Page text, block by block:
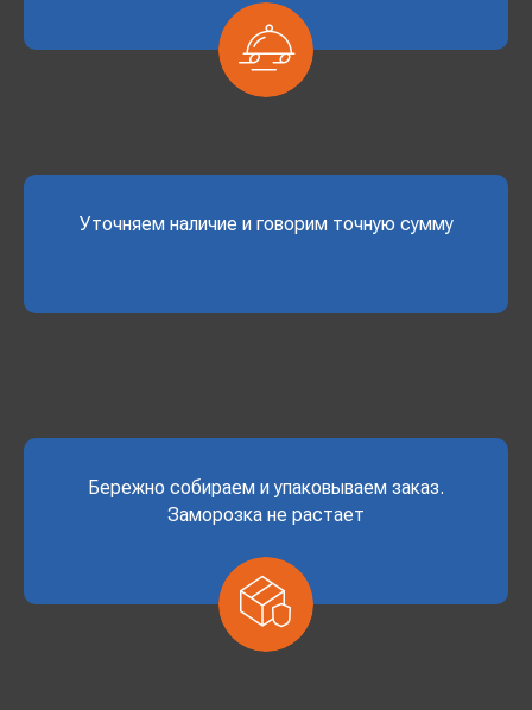
Уточняем наличие и говорим точную сумму
Бережно собираем и упаковываем заказ.
Заморозка не растает